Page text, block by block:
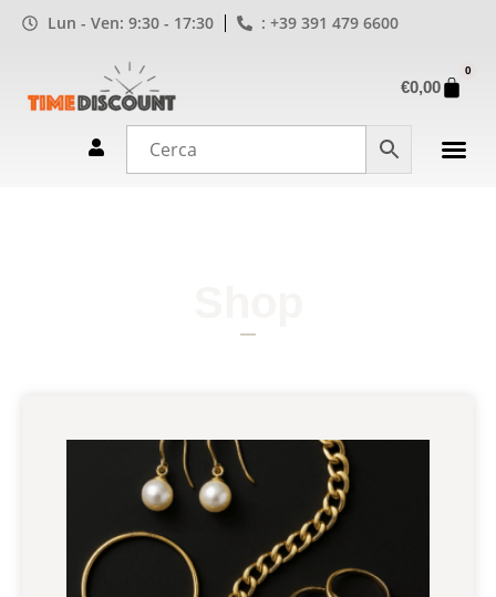
Lun - Ven: 9:30 - 17:30 : +39 391 479 6600
€0,00
0